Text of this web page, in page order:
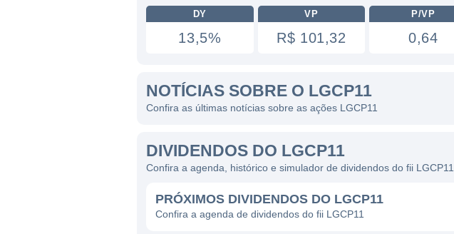
DY
13,5%
VP
R$ 101,32
P/VP
0,64
NOTÍCIAS SOBRE O LGCP11
Confira as últimas notícias sobre as ações LGCP11
DIVIDENDOS DO LGCP11
Confira a agenda, histórico e simulador de dividendos do fii LGCP11
PRÓXIMOS DIVIDENDOS DO LGCP11
Confira a agenda de dividendos do fii LGCP11